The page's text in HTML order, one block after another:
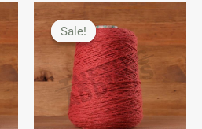
Sale!
Sale!
Original
price
was:
9,50€.
Current
price
is:
8,80€.